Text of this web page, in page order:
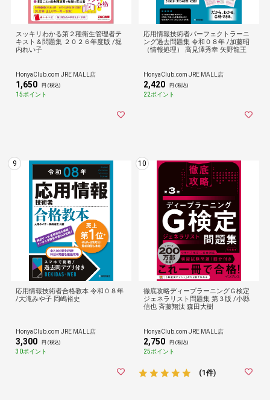
スッキリわかる第２種衛生管理者テ
キスト＆問題集 ２０２６年度版 /堀
内れい子
HonyaClub.com JRE MALL店
1,650 円 (税込)
15ポイント
応用情報技術者パーフェクトラーニ
ング過去問題集 令和０８年 /加藤昭
（情報処理） 高見澤秀幸 矢野龍王
HonyaClub.com JRE MALL店
2,420 円 (税込)
22ポイント
9
応用情報技術者合格教本 令和０８年
/大滝みや子 岡嶋裕史
HonyaClub.com JRE MALL店
3,300 円 (税込)
30ポイント
10
徹底攻略ディープラーニングＧ検定
ジェネラリスト問題集 第３版 /小縣
信也 斉藤翔汰 森田大樹
HonyaClub.com JRE MALL店
2,750 円 (税込)
25ポイント
(1件)